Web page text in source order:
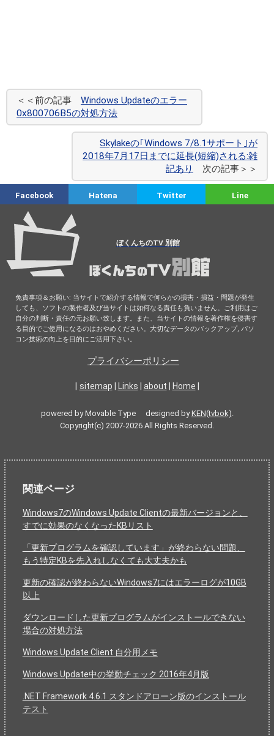
＜＜前の記事 Windows Updateのエラー
0x800706B5の対処方法
Skylakeの｢Windows 7/8.1サポート｣が
2018年7月17日までに延長(短縮)される:雑
記あり
次の記事＞＞
Facebook Hatena Twitter Line
ぼくんちのTV 別館
免責事項＆お願い: 当サイトで紹介する情報で何らかの損害・損益・問題が発生
しても、ソフトの製作者及び当サイトは如何なる責任も負いません。ご利用はご
自分の判断・責任の元お願い致します。また、当サイトの情報を著作権を侵害す
る目的でご使用になるのはおやめください。大切なデータのバックアップ, パソ
コン技術の向上を目的にご活用下さい。
プライバシーポリシー
sitemap Links about Home
powered by Movable Type designed byKEN(tvbok).
Copyright(c) 2007-2026 All Rights Reserved.
関連ページ
Windows7のWindows Update Clientの最新バージョンと、
すでに効果のなくなったKBリスト
「更新プログラムを確認しています」が終わらない問題、
もう特定KBを先入れしなくても大丈夫かも
更新の確認が終わらないWindows7にはエラーログが10GB
以上
ダウンロードした更新プログラムがインストールできない
場合の対処方法
Windows Update Client 自分用メモ
Windows Update中の挙動チェック 2016年4月版
.NET Framework 4.6.1 スタンドアローン版のインストール
テスト